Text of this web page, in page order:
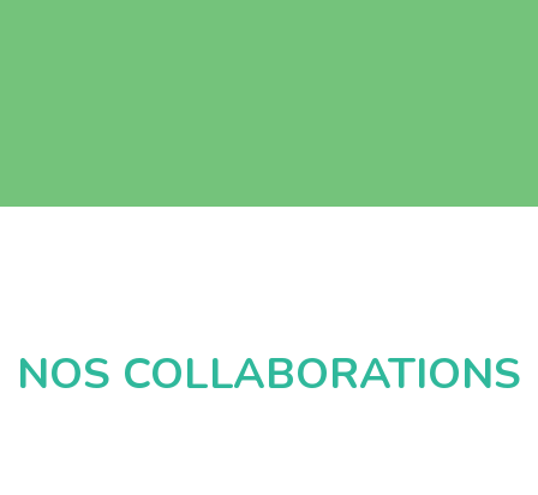
NOS COLLABORATIONS